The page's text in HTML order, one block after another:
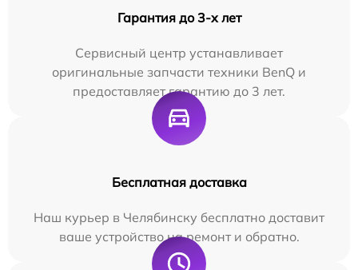
Гарантия до 3-х лет
Сервисный центр устанавливает
оригинальные запчасти техники BenQ и
предоставляет гарантию до 3 лет.
Бесплатная доставка
Наш курьер в Челябинску бесплатно доставит
ваше устройство на ремонт и обратно.